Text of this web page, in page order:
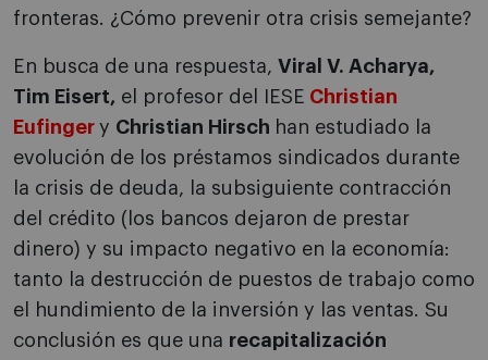
fronteras. ¿Cómo prevenir otra crisis semejante?
En busca de una respuesta, Viral V. Acharya,
Tim Eisert, el profesor del IESE Christian
Eufinger y Christian Hirsch han estudiado la
evolución de los préstamos sindicados durante
la crisis de deuda, la subsiguiente contracción
del crédito (los bancos dejaron de prestar
dinero) y su impacto negativo en la economía:
tanto la destrucción de puestos de trabajo como
el hundimiento de la inversión y las ventas. Su
conclusión es que una recapitalización